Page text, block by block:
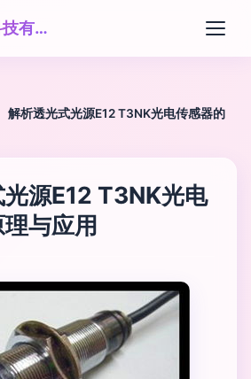
河南省宏江网络科技有限公司
解析透光式光源E12 T3NK光电传感器的
源E12 T3NK光电
与应用